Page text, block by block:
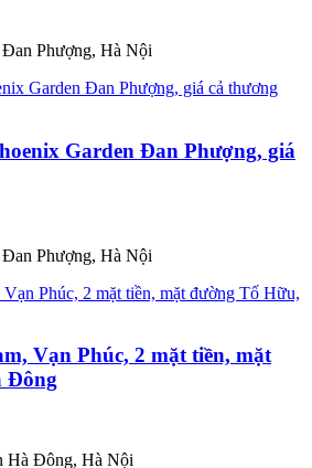
Phượng, Hà Nội
Garden Đan Phượng, giá
Phượng, Hà Nội
Vạn Phúc, 2 mặt tiền, mặt
Đông
Hà Đông, Hà Nội